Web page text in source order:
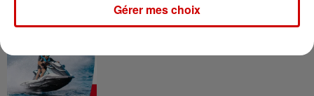
Gérer mes choix